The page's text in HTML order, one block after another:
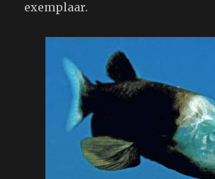
exemplaar.